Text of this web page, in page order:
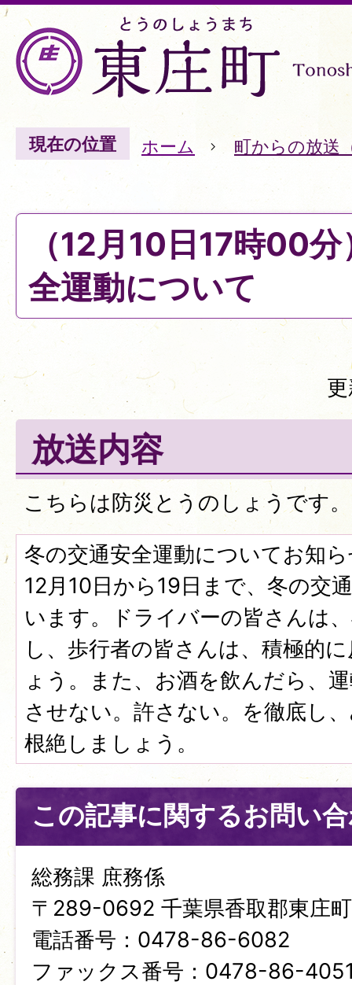
現在の位置 ホーム 町からの放送
（12月10日17時00
全運動について
放送内容
こちらは防災とうのしょうです。
冬の交通安全運動についてお知
12月10日から19日まで、冬の交
います。ドライバーの皆さんは
し、歩行者の皆さんは、積極的
ょう。また、お酒を飲んだら、
させない。許さない。を徹底し
根絶しましょう。
この記事に関するお問い
総務課 庶務係
〒289-0692 千葉県香取郡東庄
電話番号：0478-86-6082
ファックス番号：0478-86-